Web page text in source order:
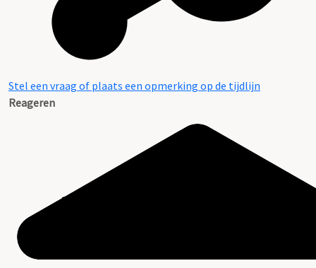
Stel een vraag of plaats een opmerking op de tijdlijn
Reageren